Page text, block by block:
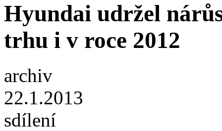
Hyundai udržel
trhu i v roce 2012
archiv
22.1.2013
sdílení